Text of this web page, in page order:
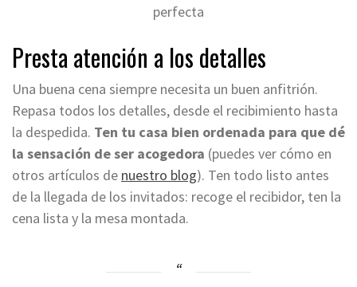
perfecta
Presta atención a los detalles
Una buena cena siempre necesita un buen anfitrión.
Repasa todos los detalles, desde el recibimiento hasta
la despedida. Ten tu casa bien ordenada para que dé
la sensación de ser acogedora (puedes ver cómo en
otros artículos de nuestro blog). Ten todo listo antes
de la llegada de los invitados: recoge el recibidor, ten la
cena lista y la mesa montada.